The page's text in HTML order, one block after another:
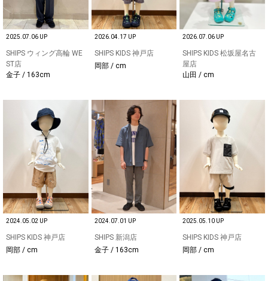
2025.07.06 UP
SHIPS ウィング高輪 WE
ST店
金子 / 163cm
2026.04.17 UP
SHIPS KIDS 神戸店
岡部 / cm
2026.07.06 UP
SHIPS KIDS 松坂屋名古
屋店
山田 / cm
2024.05.02 UP
SHIPS KIDS 神戸店
岡部 / cm
2024.07.01 UP
SHIPS 新潟店
金子 / 163cm
2025.05.10 UP
SHIPS KIDS 神戸店
岡部 / cm